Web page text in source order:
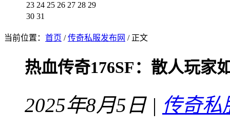
23 24 25 26 27 28 29
30 31
当前位置： 首页 /传奇私服发布网 / 正文
热血传奇176SF：散人玩家
2025年8月5日 | 传奇私